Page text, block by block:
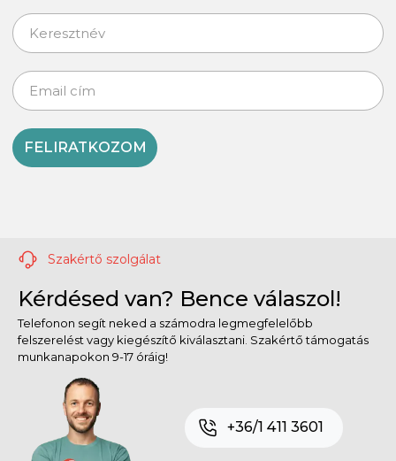
FELIRATKOZOM
Szakértő szolgálat
Kérdésed van? Bence válaszol!
Telefonon segít neked a számodra legmegfelelőbb
felszerelést vagy kiegészítő kiválasztani. Szakértő támogatás
munkanapokon 9-17 óráig!
+36/1 411 3601